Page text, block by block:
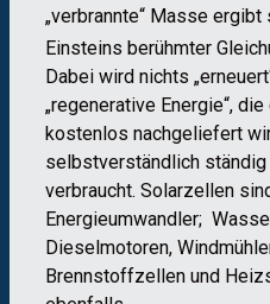
„verbrannte“ Masse
Einsteins berühmter
Dabei wird nichts
„regenerative Energie“,
kostenlos nachgeliefert
selbstverständlich ständig
verbraucht. Solarzellen
Energieumwandler;
Dieselmotoren,
Brennstoffzellen und